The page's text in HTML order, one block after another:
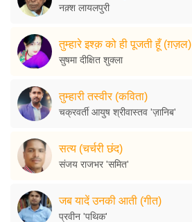
नक़्श लायलपुरी
तुम्हारे इश्क़ को ही पूजती हूँ (ग़ज़ल)
सुषमा दीक्षित शुक्ला
तुम्हारी तस्वीर (कविता)
चक्रवर्ती आयुष श्रीवास्तव 'ज़ानिब'
सत्य (चर्चरी छंद)
संजय राजभर 'समित'
जब यादें उनकी आती (गीत)
प्रवीन 'पथिक'